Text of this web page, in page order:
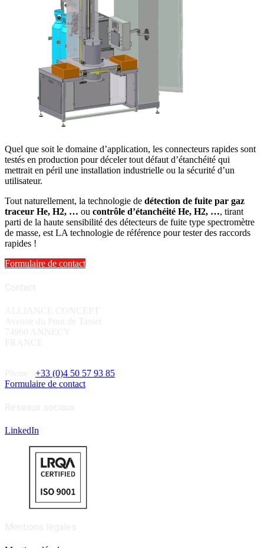
Quel que soit le domaine d’application, les connecteurs rapides sont
testés en production pour déceler tout défaut d’étanchéité qui
mettrait en péril une installation industrielle ou la sécurité d’un
utilisateur.
Tout naturellement, la technologie de détection de fuite par gaz
traceur He, H2, … ou contrôle d’étanchéité He, H2, …, tirant
parti de la haute sensibilité des détecteurs de fuite type spectromètre
de masse, est LA technologie de référence pour tester des raccords
rapides !
Formulaire de contact
+33 (0)4 50 57 93 85
Formulaire de contact
LinkedIn